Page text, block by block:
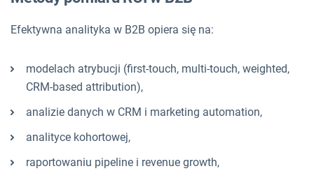
Efektywna analityka w B2B opiera się na:
modelach atrybucji (first-touch, multi-touch, weighted,
CRM-based attribution),
analizie danych w CRM i marketing automation,
analityce kohortowej,
raportowaniu pipeline i revenue growth,